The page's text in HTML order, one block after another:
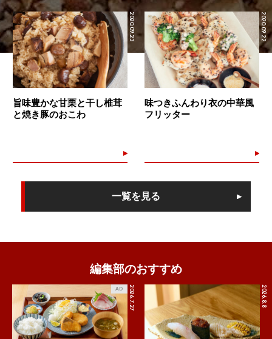
2020.09.23
旨味豊かな甘栗と干し椎茸
と焼き豚のおこわ
2020.09.22
味つきふんわり衣の中華風
フリッター
一覧を見る
編集部のおすすめ
2026.7.27
AD 2026.8.8